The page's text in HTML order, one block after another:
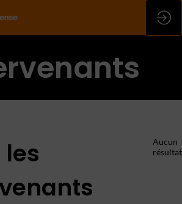
les
Aucun
résultat